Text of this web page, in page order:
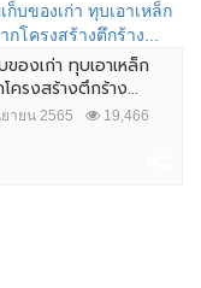
ของเก่า ทุบเอาเหล็ก
โครงสร้างตึกร้าง...
ายน 2565 19,466